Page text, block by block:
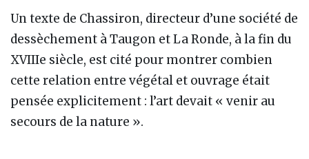
Un texte de Chassiron, directeur d’une société de
dessèchement à Taugon et La Ronde, à la fin du
XVIIIe siècle, est cité pour montrer combien
cette relation entre végétal et ouvrage était
pensée explicitement : l’art devait « venir au
secours de la nature ».